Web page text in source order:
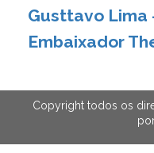
Gusttavo Lima
Embaixador
Copyright todos os